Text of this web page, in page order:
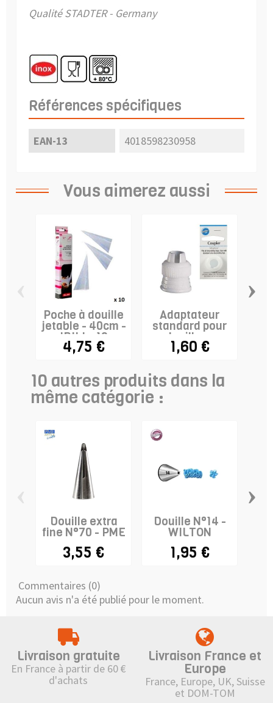
Qualité STADTER - Germany
Références spécifiques
EAN-13 4018598230958
Vous aimerez aussi
Poche à douille
jetable - 40cm -
IBILI x 10
4,75 €
Adaptateur
standard pour
douilles -
WILTON
1,60 €
›
10 autres produits dans la
même catégorie :
Douille extra
fine N°70 - PME
3,55 €
Douille N°14 -
WILTON
1,95 €
›
Commentaires (0)
Aucun avis n'a été publié pour le moment.
Livraison gratuite
En France à partir de 60 €
d'achats
Livraison France et
Europe
France, Europe, UK, Suisse
et DOM-TOM